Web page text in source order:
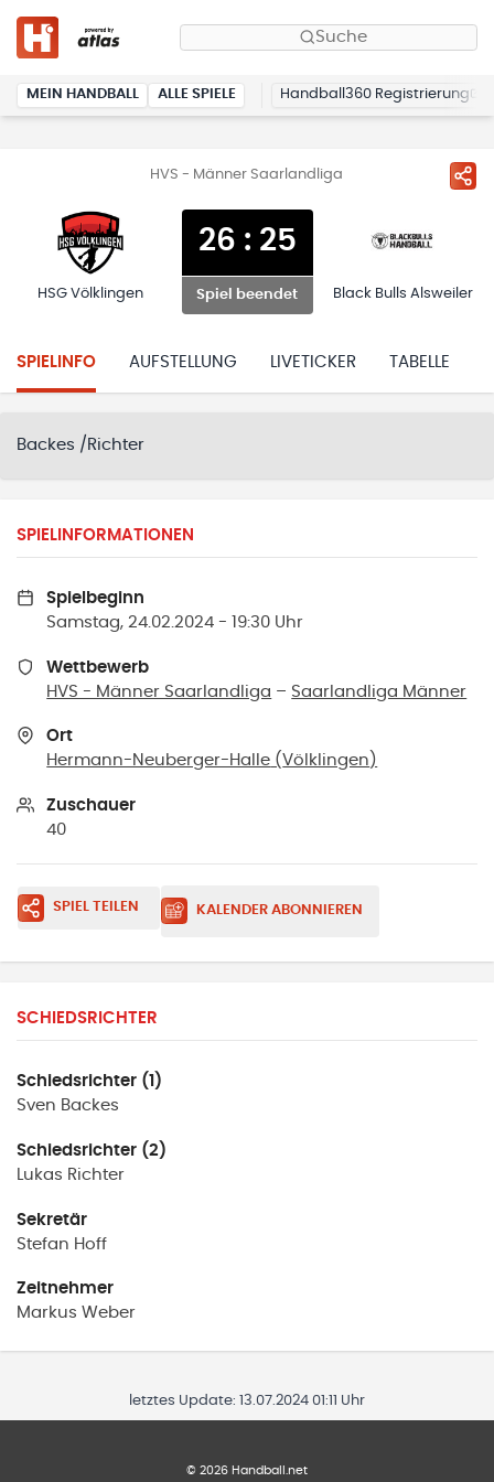
Suche
MEIN HANDBALL ALLE SPIELE Handball360 Registrierung
HVS - Männer Saarlandliga
HSG Völklingen
26 : 25
Spiel beendet Black Bulls Alsweiler
SPIELINFO AUFSTELLUNG LIVETICKER TABELLE
Backes /Richter
SPIELINFORMATIONEN
Spielbeginn
Samstag, 24.02.2024 - 19:30 Uhr
Wettbewerb
HVS - Männer Saarlandliga – Saarlandliga Männer
Ort
Hermann-Neuberger-Halle (Völklingen )
Zuschauer
40
SPIEL TEILEN KALENDER ABONNIEREN
SCHIEDSRICHTER
Schiedsrichter (1)
Sven Backes
Schiedsrichter (2)
Lukas Richter
Sekretär
Stefan Hoff
Zeitnehmer
Markus Weber
letztes Update: 13.07.2024 01:11 Uhr
© 2026 Handball.net